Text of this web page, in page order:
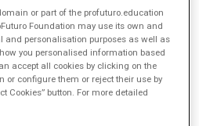
millones de personas . Los
datos de
de esos desplazados son
todo el mundovive fuera del
de su voluntad, por motivos
los conflictos armados y los
en condiciones de extrema
servicios básicos de refugio,
educación.
or part of the profuturo.education
Foundation may use its own and
and personalisation purposes as well as
you personalised information based
accept all cookies by clicking on the
or configure them or reject their use by
Cookies” button. For more detailed